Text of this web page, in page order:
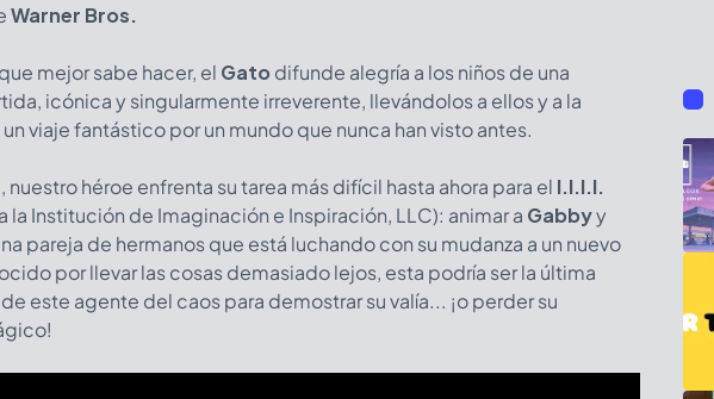
Warner Bros.
mejor sabe hacer, el Gato difunde alegría a los niños de una
icónica y singularmente irreverente, llevándolos a ellos y a la
viaje fantástico por un mundo que nunca han visto antes.
nuestro héroe enfrenta su tarea más difícil hasta ahora para el I.I.I.I.
la Institución de Imaginación e Inspiración, LLC): animar a Gabbyy
pareja de hermanos que está luchando con su mudanza a un nuevo
por llevar las cosas demasiado lejos, esta podría ser la última
este agente del caos para demostrar su valía... ¡o perder su